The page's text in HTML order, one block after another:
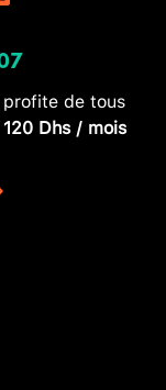
de tous
120 Dhs / mois